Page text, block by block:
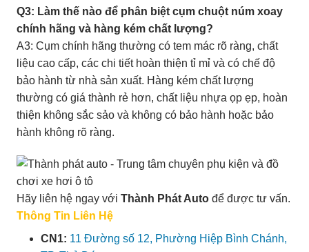
Q3: Làm thế nào để phân biệt cụm chuột núm xoay
chính hãng và hàng kém chất lượng?
A3: Cụm chính hãng thường có tem mác rõ ràng, chất
liệu cao cấp, các chi tiết hoàn thiện tỉ mỉ và có chế độ
bảo hành từ nhà sản xuất. Hàng kém chất lượng
thường có giá thành rẻ hơn, chất liệu nhựa ọp ẹp, hoàn
thiện không sắc sảo và không có bảo hành hoặc bảo
hành không rõ ràng.
Hãy liên hệ ngay với Thành Phát Auto để được tư vấn.
Thông Tin Liên Hệ
CN1: 11 Đường số 12, Phường Hiệp Bình Chánh,